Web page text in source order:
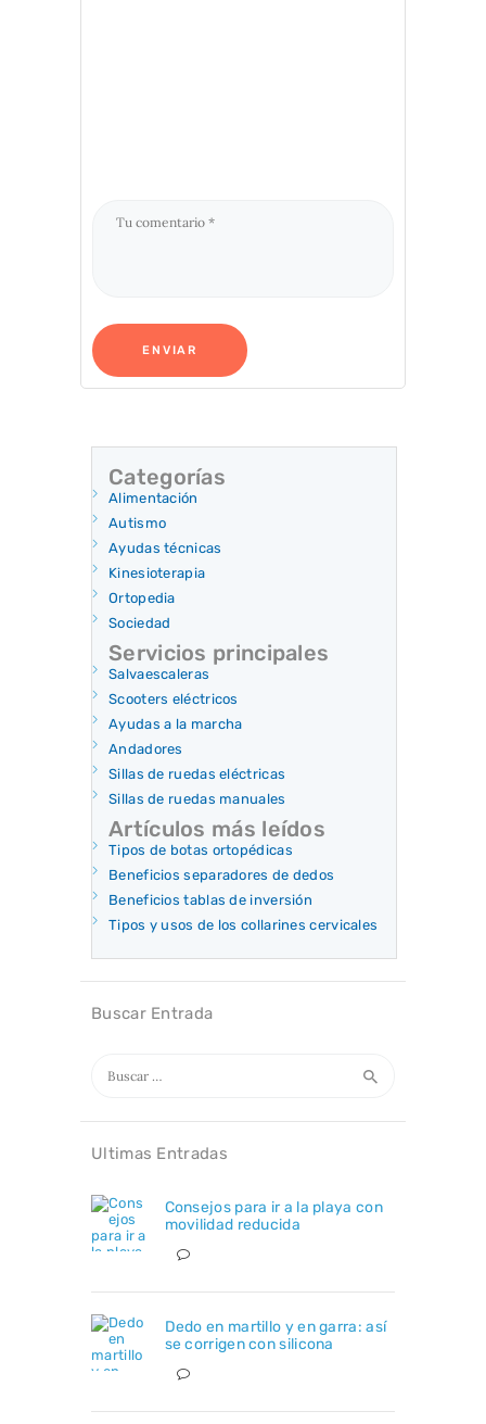
Categorías
Alimentación
Autismo
Ayudas técnicas
Kinesioterapia
Ortopedia
Sociedad
Servicios principales
Salvaescaleras
Scooters eléctricos
Ayudas a la marcha
Andadores
Sillas de ruedas eléctricas
Sillas de ruedas manuales
Artículos más leídos
Tipos de botas ortopédicas
Beneficios separadores de dedos
Beneficios tablas de inversión
Tipos y usos de los collarines cervicales
Buscar Entrada
Ultimas Entradas
Consejos para ir a la playa con
movilidad reducida
Dedo en martillo y en garra: así
se corrigen con silicona